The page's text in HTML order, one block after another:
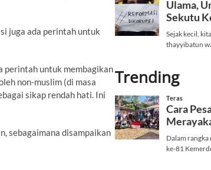
juga ada perintah untuk
perintah untuk membagikan
non-muslim (di masa
sikap rendah hati. Ini
sebagaimana disampaikan
Trending